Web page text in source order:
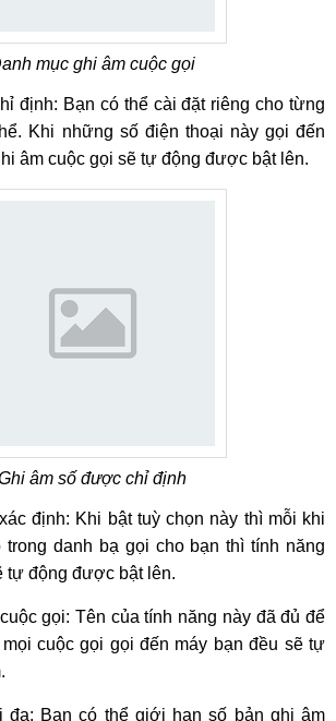
mục ghi âm cuộc gọi
định: Bạn có thể cài đặt riêng cho từng
Khi những số điện thoại này gọi đến
âm cuộc gọi sẽ tự động được bật lên.
âm số được chỉ định
định: Khi bật tuỳ chọn này thì mỗi khi
danh bạ gọi cho bạn thì tính năng
tự động được bật lên.
gọi: Tên của tính năng này đã đủ để
cuộc gọi gọi đến máy bạn đều sẽ tự
đa: Bạn có thể giới hạn số bản ghi âm